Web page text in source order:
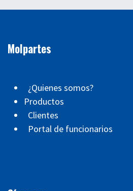
Molpartes
¿Quienes somos?
Productos
Clientes
Portal de funcionarios